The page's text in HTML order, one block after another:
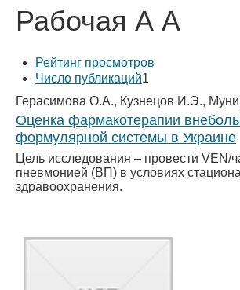
Рабочая А А
Рейтинг просмотров
Число публикаций1
Герасимова О.А., Кузнецов И.Э.,
Оценка фармакотерапии
формулярной системы в Украине
Цель исследования – провести VEN/
пневмонией (ВП) в условиях
здравоохранения.